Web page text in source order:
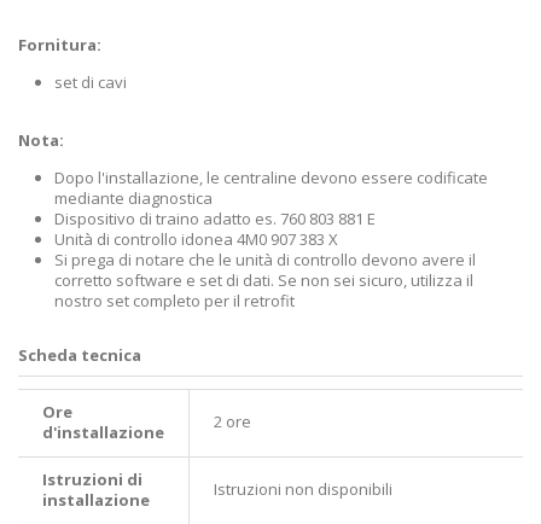
Fornitura:
set di cavi
Nota:
Dopo l'installazione, le centraline devono essere codificate
mediante diagnostica
Dispositivo di traino adatto es. 760 803 881 E
Unità di controllo idonea 4M0 907 383 X
Si prega di notare che le unità di controllo devono avere il
corretto software e set di dati. Se non sei sicuro, utilizza il
nostro set completo per il retrofit
Scheda tecnica
Ore
d'installazione
2 ore
Istruzioni di
installazione
Istruzioni non disponibili